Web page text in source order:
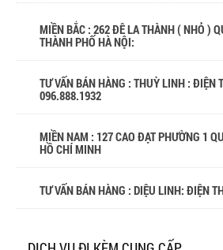
MIỀN BẮC : 262 ĐÊ LA THÀNH ( NHỎ )
THÀNH PHỐ HÀ NỘI:
TƯ VẤN BÁN HÀNG : THUỲ LINH : ĐIỆN
096.888.1932
MIỀN NAM : 127 CAO ĐẠT PHƯỜNG 1
HỒ CHÍ MINH
TƯ VẤN BÁN HÀNG : DIỆU LINH: ĐIỆN